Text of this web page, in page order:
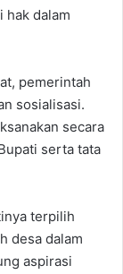
hak dalam
pemerintah
sosialisasi.
secara
serta tata
terpilih
desa dalam
aspirasi